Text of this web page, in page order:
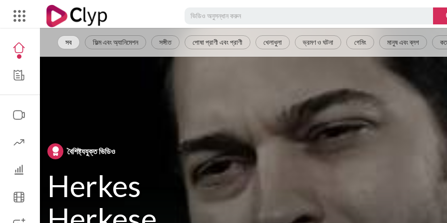
সব ফিল্ম এবং অ্যানিমেশন সঙ্গীত পোষা প্রাণী এবং প্রাণী খেলাধুলা ভ্রমণ ও ঘটনা গেমিং মানুষ এবং ব্লগ
বৈশিষ্ট্যযুক্ত ভিডিও
Herkes